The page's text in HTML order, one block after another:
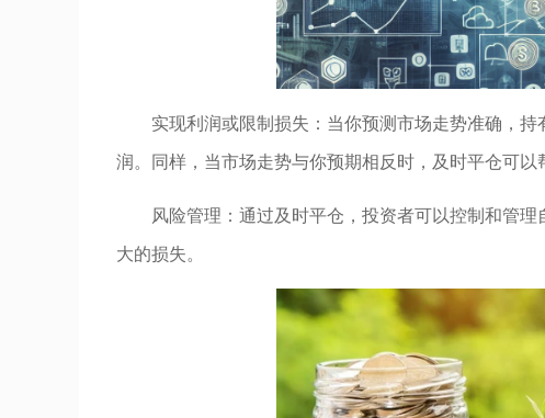
实现利润或限制损失：当你预测市场走势准确，
润。同样，当市场走势与你预期相反时，及时平仓可以
风险管理：通过及时平仓，投资者可以控制和管
大的损失。